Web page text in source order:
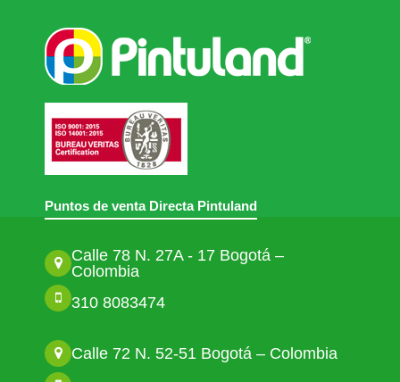
Puntos de venta Directa Pintuland
Calle 78 N. 27A - 17 Bogotá –
Colombia
310 8083474
Calle 72 N. 52-51 Bogotá – Colombia